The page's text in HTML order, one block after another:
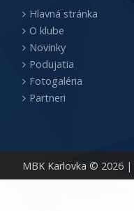
MBK Karlovka © 2026 |
Hlavná stránka
O klube
Novinky
Podujatia
Fotogaléria
Partneri